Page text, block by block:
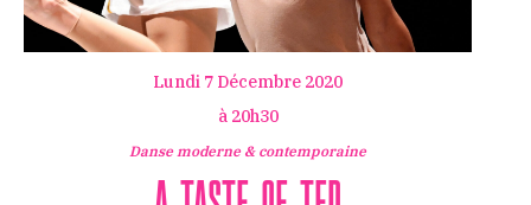
Lundi 7 Décembre 2020
à 20h30
Danse moderne & contemporaine